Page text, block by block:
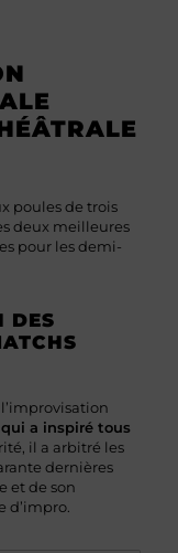
poules de trois
deux meilleures
pour les demi-
DES
a inspiré tous
il a arbitré les
dernières
et de son
d’impro.